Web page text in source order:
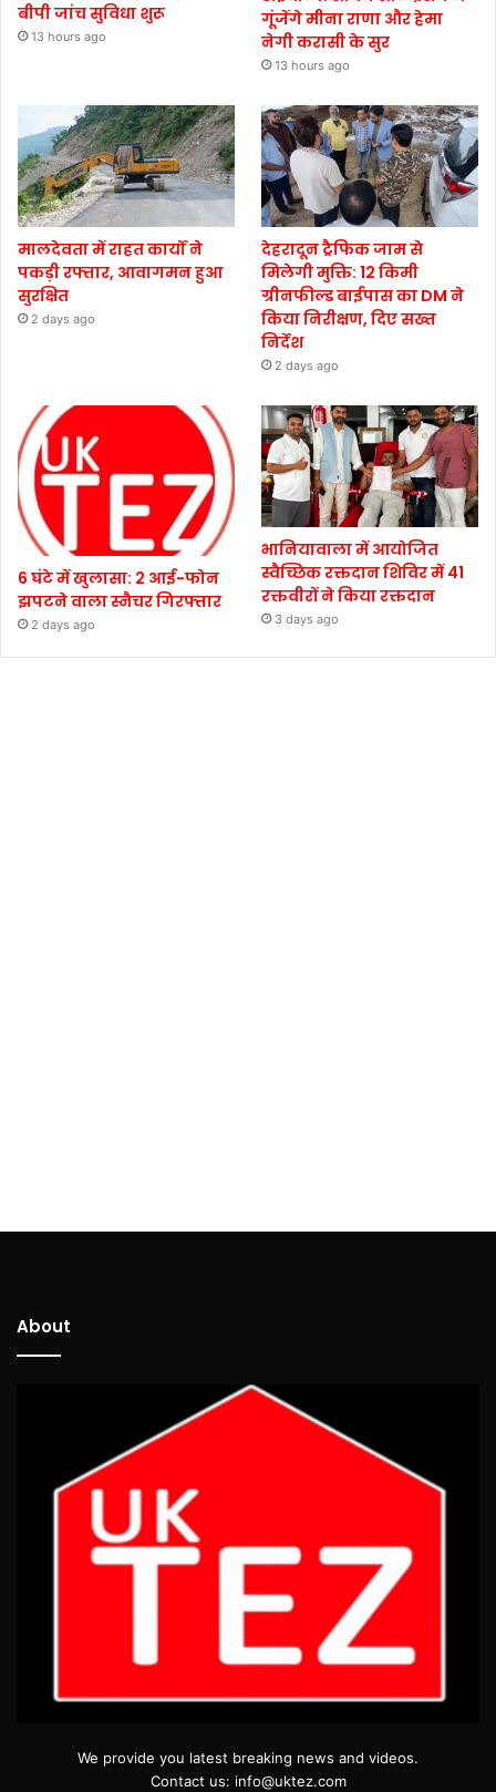
बीपी जांच सुविधा शुरू
13 hours ago
गूंजेंगे मीना राणा और हेमा
नेगी करासी के सुर
13 hours ago
मालदेवता में राहत कार्यों ने
पकड़ी रफ्तार, आवागमन हुआ
सुरक्षित
2 days ago
देहरादून ट्रैफिक जाम से
मिलेगी मुक्ति: 12 किमी
ग्रीनफील्ड बाईपास का DM ने
किया निरीक्षण, दिए सख्त
निर्देश
2 days ago
6 घंटे में खुलासा: 2 आई-फोन
झपटने वाला स्नैचर गिरफ्तार
2 days ago
भानियावाला में आयोजित
स्वैच्छिक रक्तदान शिविर में 41
रक्तवीरों ने किया रक्तदान
3 days ago
About
We provide you latest breaking news and videos.
Contact us: info@uktez.com